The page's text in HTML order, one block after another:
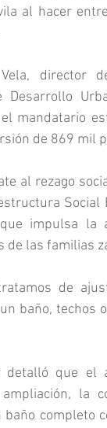
al hacer
director
mandatario
de 869 mil
al rezago
Social
impulsa la
de las familias
de
baño, techos
detalló que el
la
completo